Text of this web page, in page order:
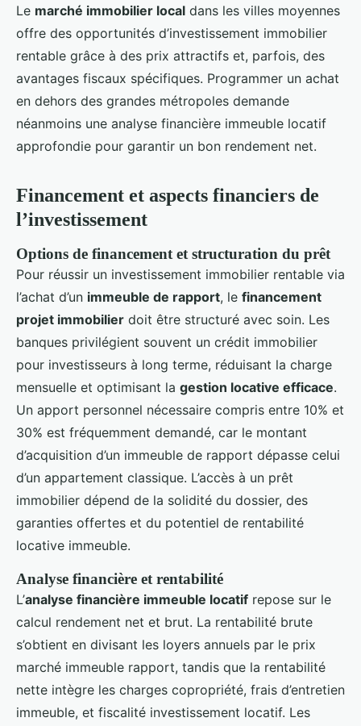
Le marché immobilier local dans les villes moyennes
offre des opportunités d’investissement immobilier
rentable grâce à des prix attractifs et, parfois, des
avantages fiscaux spécifiques. Programmer un achat
en dehors des grandes métropoles demande
néanmoins une analyse financière immeuble locatif
approfondie pour garantir un bon rendement net.
Financement et aspects financiers de
l’investissement
Options de financement et structuration du prêt
Pour réussir un investissement immobilier rentable via
l’achat d’un immeuble de rapport, le financement
projet immobilier doit être structuré avec soin. Les
banques privilégient souvent un crédit immobilier
pour investisseurs à long terme, réduisant la charge
mensuelle et optimisant la gestion locative efficace.
Un apport personnel nécessaire compris entre 10% et
30% est fréquemment demandé, car le montant
d’acquisition d’un immeuble de rapport dépasse celui
d’un appartement classique. L’accès à un prêt
immobilier dépend de la solidité du dossier, des
garanties offertes et du potentiel de rentabilité
locative immeuble.
Analyse financière et rentabilité
L’analyse financière immeuble locatif repose sur le
calcul rendement net et brut. La rentabilité brute
s’obtient en divisant les loyers annuels par le prix
marché immeuble rapport, tandis que la rentabilité
nette intègre les charges copropriété, frais d’entretien
immeuble, et fiscalité investissement locatif. Les